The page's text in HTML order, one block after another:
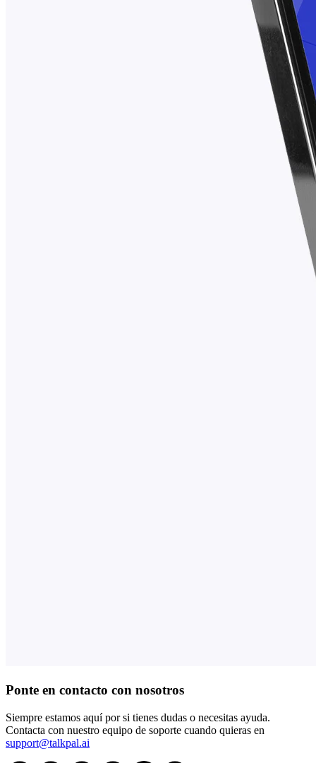
Ponte en contacto con nosotros
Siempre estamos aquí por si tienes dudas o necesitas ayuda.
Contacta con nuestro equipo de soporte cuando quieras en
support@talkpal.ai